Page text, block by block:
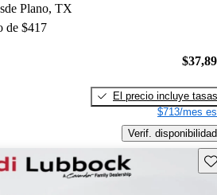
Plano, TX
de $417
El precio incluye tasas
$713/mes
Verif. disponibilidad